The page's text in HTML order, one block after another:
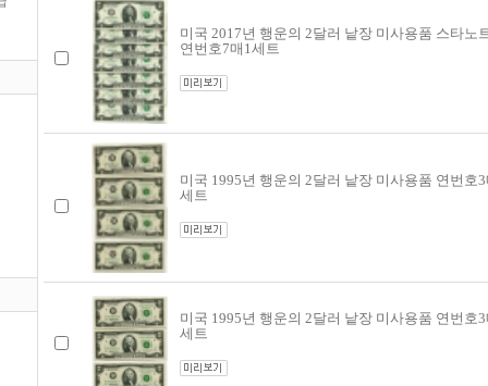
미국 2017년 행운의 2달러 낱장 미사용품 스타노
연번호7매1세트
미국 1995년 행운의 2달러 낱장 미사용품 연번호
세트
미국 1995년 행운의 2달러 낱장 미사용품 연번호
세트